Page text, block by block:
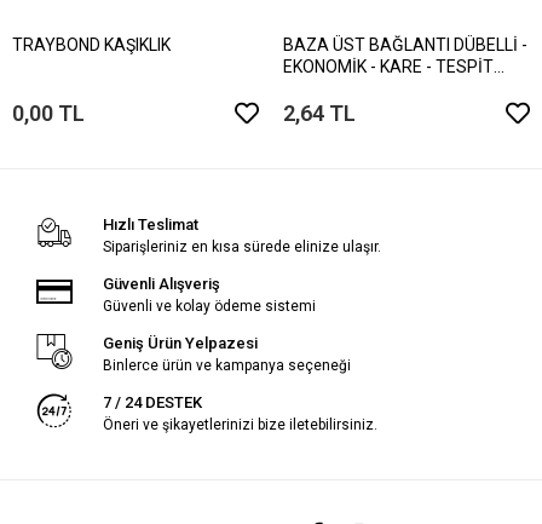
TRAYBOND KAŞIKLIK
0,00 TL
BAZA ÜST BAĞLANTI DÜBELLİ -
EKONOMİK - KARE - TESPİT
2,64 TL
Hızlı Teslimat
Siparişleriniz en kısa sürede elinize ulaşır.
Güvenli Alışveriş
Güvenli ve kolay ödeme sistemi
Geniş Ürün Yelpazesi
Binlerce ürün ve kampanya seçeneği
7 / 24 DESTEK
Öneri ve şikayetlerinizi bize iletebilirsiniz.